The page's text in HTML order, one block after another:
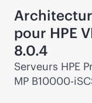
pour HPE
8.0.4
Serveurs HPE
MP B10000-